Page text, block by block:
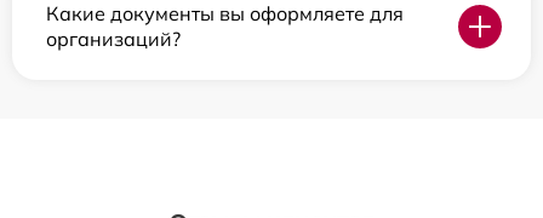
Какие документы вы оформляете для
организаций?